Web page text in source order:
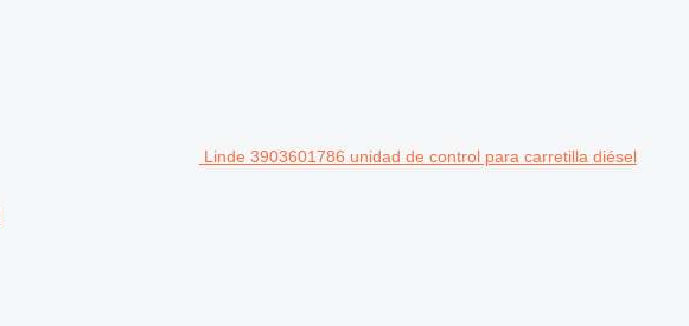
Linde 3903601786 unidad de control para carretilla diésel